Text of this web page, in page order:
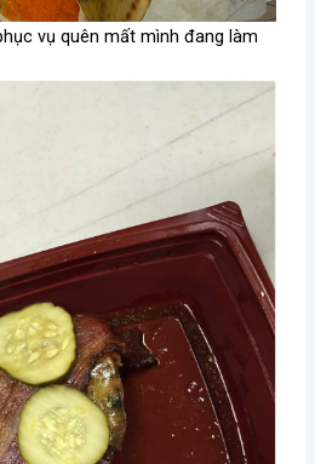
vụ quên mất mình đang làm